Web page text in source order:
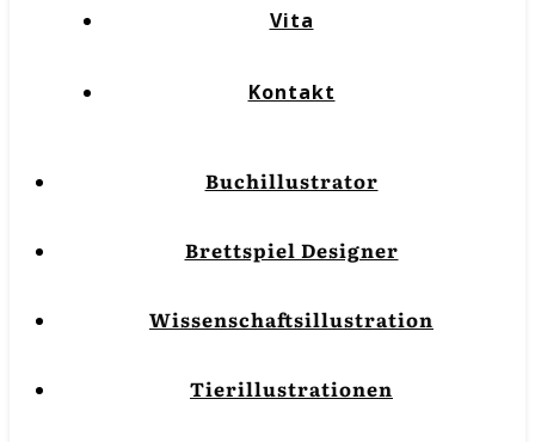
Vita
Kontakt
Buchillustrator
Brettspiel Designer
Wissenschaftsillustration
Tierillustrationen